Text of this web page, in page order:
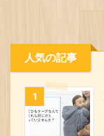
人気の記事
1